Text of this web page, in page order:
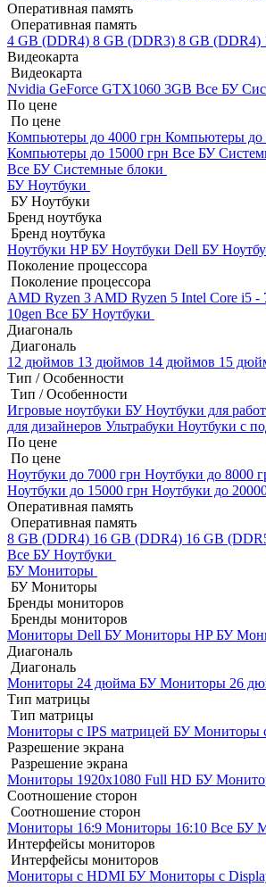
Оперативная память
Оперативная память
4 GB (DDR4) 8 GB (DDR3) 8 GB (DDR4)
Видеокарта
Видеокарта
Nvidia GeForce GTX1060 3GB Все БУ
По цене
По цене
Компьютеры до 4000 грн Компьютеры до
Компьютеры до 15000 грн Все БУ
Все БУ Системные блоки
БУ Ноутбуки
БУ Ноутбуки
Бренд ноутбука
Бренд ноутбука
Ноутбуки HP БУНоутбуки Dell БУ
Поколение процессора
Поколение процессора
AMD Ryzen 3 AMD Ryzen 5 Intel Core i5 -
10gen Все БУ Ноутбуки
Диагональ
Диагональ
12 дюймов 13 дюймов 14 дюймов 15
Тип / Особенности
Тип / Особенности
Игровые ноутбуки БУНоутбуки для
для дизайнеров Ультрабуки Ноутбуки с
По цене
По цене
Ноутбуки до 7000 грн Ноутбуки до 8000
Ноутбуки до 15000 грн Ноутбуки до
Оперативная память
Оперативная память
8 GB (DDR4) 16 GB (DDR4) 16 GB
Все БУ Ноутбуки
БУ Мониторы
БУ Мониторы
Бренды мониторов
Бренды мониторов
Мониторы Dell БУМониторы HP БУ
Диагональ
Диагональ
Мониторы 24 дюйма БУМониторы 26
Тип матрицы
Тип матрицы
Мониторы с IPS матрицей БУМониторы
Разрешение экрана
Разрешение экрана
Мониторы 1920x1080 Full HD БУ
Соотношение сторон
Соотношение сторон
Мониторы 16:9 Мониторы 16:10 Все БУ
Интерфейсы мониторов
Интерфейсы мониторов
Мониторы с HDMI БУМониторы с